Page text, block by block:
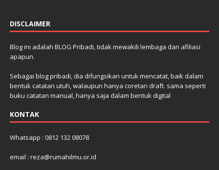
DISCLAIMER
Blog ini adalah BLOG Pribadi, tidak mewakili lembaga dan afiliasi
apapun.
Sebagai blog pribadi, dia difungsikan untuk mencatat, baik dalam
bentuk catatan utuh, walaupun hanya coretan draft. sama seperti
buku catatan manual, hanya saja dalam bentuk digital
KONTAK
Whatsapp : 0812 132 08078
email : reza@rumahilmu.or.id